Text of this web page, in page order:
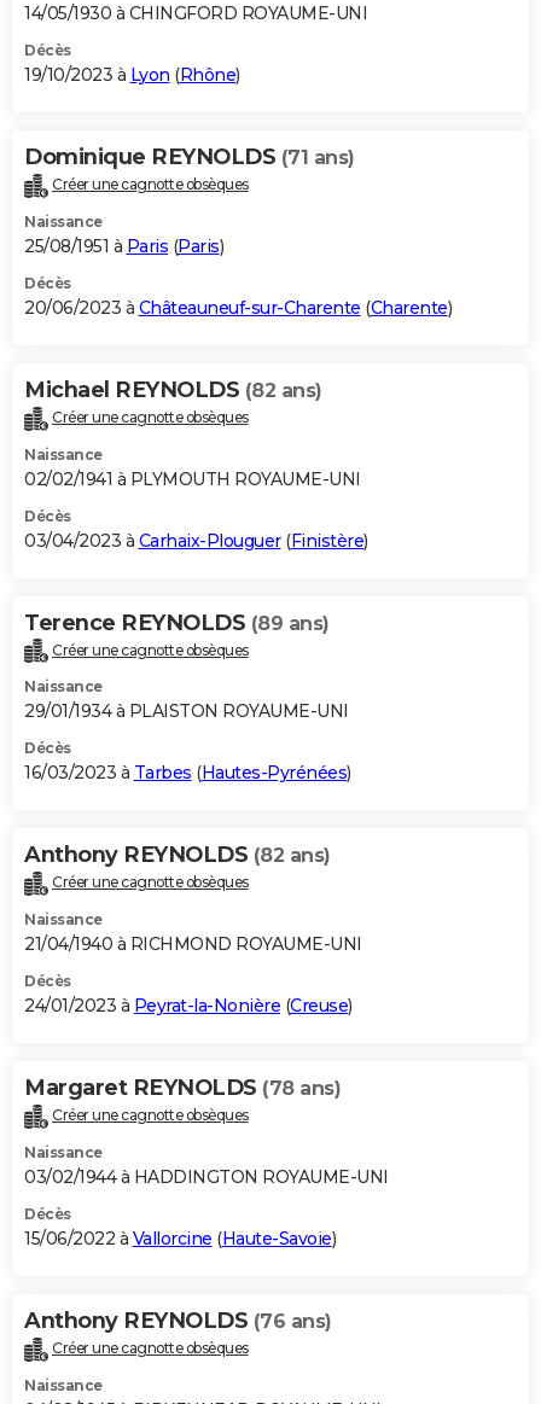
14/05/1930 à CHINGFORD ROYAUME-UNI
Décès
19/10/2023 à Lyon (Rhône)
Dominique REYNOLDS (71 ans)
Créer une cagnotte obsèques
Naissance
25/08/1951 à Paris (Paris)
Décès
20/06/2023 à Châteauneuf-sur-Charente (Charente)
Michael REYNOLDS (82 ans)
Créer une cagnotte obsèques
Naissance
02/02/1941 à PLYMOUTH ROYAUME-UNI
Décès
03/04/2023 à Carhaix-Plouguer(Finistère)
Terence REYNOLDS (89 ans)
Créer une cagnotte obsèques
Naissance
29/01/1934 à PLAISTON ROYAUME-UNI
Décès
16/03/2023 à Tarbes (Hautes-Pyrénées)
Anthony REYNOLDS (82 ans)
Créer une cagnotte obsèques
Naissance
21/04/1940 à RICHMOND ROYAUME-UNI
Décès
24/01/2023 à Peyrat-la-Nonière (Creuse)
Margaret REYNOLDS (78 ans)
Créer une cagnotte obsèques
Naissance
03/02/1944 à HADDINGTON ROYAUME-UNI
Décès
15/06/2022 à Vallorcine (Haute-Savoie)
Anthony REYNOLDS (76 ans)
Créer une cagnotte obsèques
Naissance